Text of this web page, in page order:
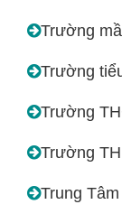
Trường
Trường
Trường
Trường
Trung